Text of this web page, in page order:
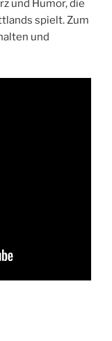
und Humor, die
spielt. Zum
und